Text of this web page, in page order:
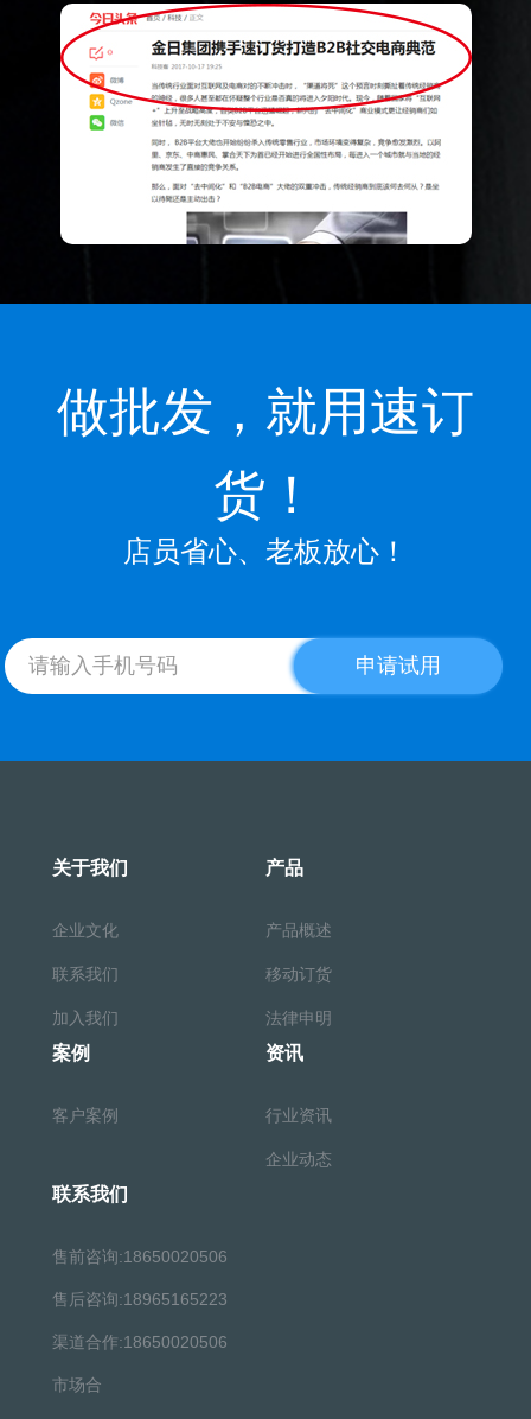
做批发，就用速订
货！
店员省心、老板放心！
申请试用
关于我们
企业文化
联系我们
加入我们
产品
产品概述
移动订货
法律申明
案例
客户案例
资讯
行业资讯
企业动态
联系我们
售前咨询:18650020506
售后咨询:18965165223
渠道合作:18650020506
市场合